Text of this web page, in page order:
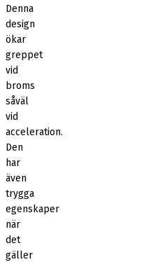
Denna
design
ökar
greppet
vid
broms
såväl
vid
acceleration.
Den
har
även
trygga
egenskaper
när
det
gäller